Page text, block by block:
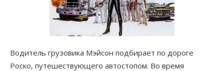
Водитель грузовика Мэйсон подбирает по дороге
Роско, путешествующего автостопом. Во время